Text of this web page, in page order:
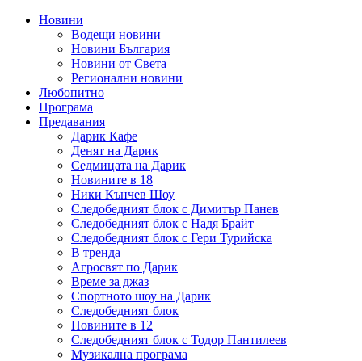
Новини
Водещи новини
Новини България
Новини от Света
Регионални новини
Любопитно
Програма
Предавания
Дарик Кафе
Денят на Дарик
Седмицата на Дарик
Новините в 18
Ники Кънчев Шоу
Следобедният блок с Димитър Панев
Следобедният блок с Надя Брайт
Следобедният блок с Гери Турийска
В тренда
Агросвят по Дарик
Време за джаз
Спортното шоу на Дарик
Следобедният блок
Новините в 12
Следобедният блок с Тодор Пантилеев
Музикална програма